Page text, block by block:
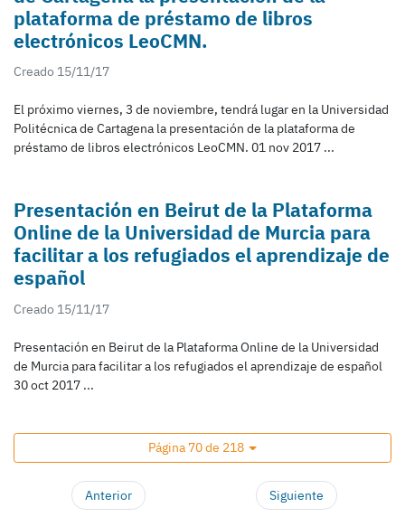
plataforma de préstamo de libros
electrónicos LeoCMN.
Creado 15/11/17
El próximo viernes, 3 de noviembre, tendrá lugar en la Universidad
Politécnica de Cartagena la presentación de la plataforma de
préstamo de libros electrónicos LeoCMN. 01 nov 2017 ...
Presentación en Beirut de la Plataforma
Online de la Universidad de Murcia para
facilitar a los refugiados el aprendizaje de
español
Creado 15/11/17
Presentación en Beirut de la Plataforma Online de la Universidad
de Murcia para facilitar a los refugiados el aprendizaje de español
30 oct 2017 ...
Página 70 de 218
Anterior Siguiente